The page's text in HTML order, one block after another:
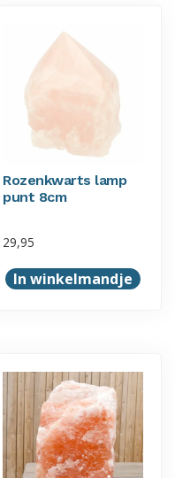
Rozenkwarts lamp
punt 8cm
29,95
In winkelmandje